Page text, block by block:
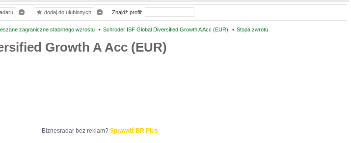
zagraniczne stabilnego wzrostu • Schroder ISF Global Diversified Growth A Acc (EUR) • Stopa zwrotu
Growth A Acc (EUR)
Biznesradar bez reklam? Sprawdź BR Plus
dodaj do ulubionych Znajdź profil: